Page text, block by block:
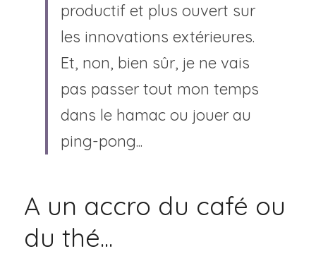
productif et plus ouvert sur
les innovations extérieures.
Et, non, bien sûr, je ne vais
pas passer tout mon temps
dans le hamac ou jouer au
ping-pong...
A un accro du café ou
du thé...